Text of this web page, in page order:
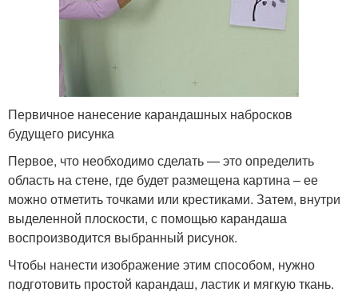
Первичное нанесение карандашных набросков
будущего рисунка
Первое, что необходимо сделать — это определить
область на стене, где будет размещена картина – ее
можно отметить точками или крестиками. Затем, внутри
выделенной плоскости, с помощью карандаша
воспроизводится выбранный рисунок.
Чтобы нанести изображение этим способом, нужно
подготовить простой карандаш, ластик и мягкую ткань.